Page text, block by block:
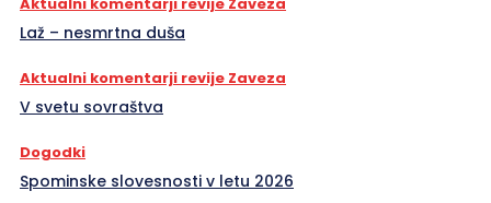
Laž – nesmrtna duša
Aktualni komentarji revije Zaveza
V svetu sovraštva
Dogodki
Spominske slovesnosti v letu 2026